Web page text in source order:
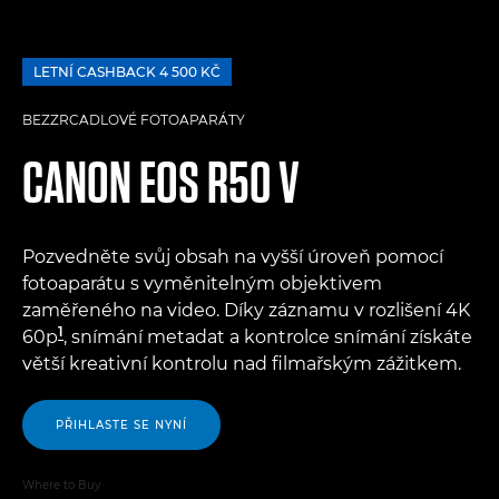
LETNÍ CASHBACK 4 500 KČ
BEZZRCADLOVÉ FOTOAPARÁTY
CANONEOS R50 V
Pozvedněte svůj obsah na vyšší úroveň pomocí
fotoaparátu s vyměnitelným objektivem
zaměřeného na video. Díky záznamu v rozlišení 4K
60p1, snímání metadat a kontrolce snímání získáte
větší kreativní kontrolu nad filmařským zážitkem.
PŘIHLASTE SE NYNÍ
Where to Buy